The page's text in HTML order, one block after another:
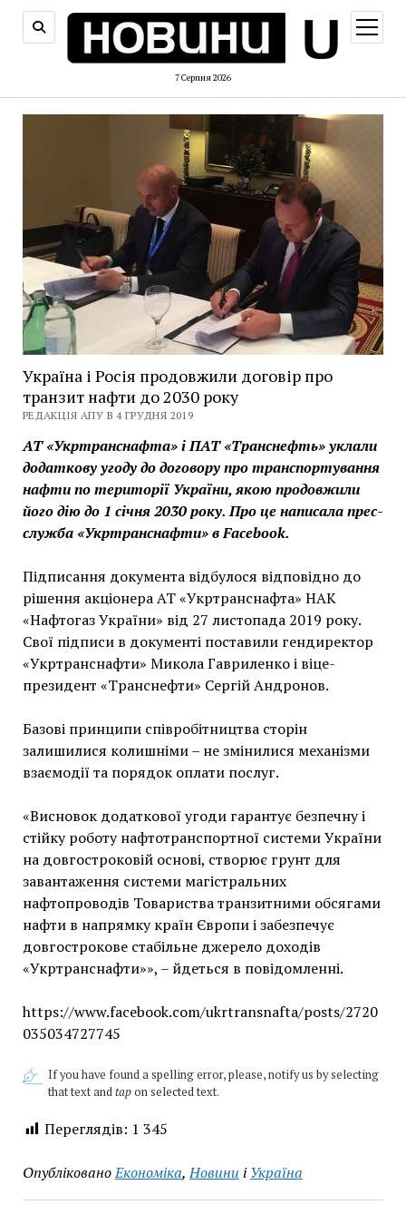
7 Серпня 2026
меню
Україна і Росія продовжили договір про
транзит нафти до 2030 року
РЕДАКЦІЯ АПУ В 4 ГРУДНЯ 2019
АТ «Укртранснафта» і ПАТ «Транснефть» уклали
додаткову угоду до договору про транспортування
нафти по території України, якою продовжили
його дію до 1 січня 2030 року. Про це написала прес-
служба «Укртранснафти» в Facebook.
Підписання документа відбулося відповідно до
рішення акціонера АТ «Укртранснафта» НАК
«Нафтогаз України» від 27 листопада 2019 року.
Свої підписи в документі поставили гендиректор
«Укртранснафти» Микола Гавриленко і віце-
президент «Транснефти» Сергій Андронов.
Базові принципи співробітництва сторін
залишилися колишніми – не змінилися механізми
взаємодії та порядок оплати послуг.
«Висновок додаткової угоди гарантує безпечну і
стійку роботу нафтотранспортної системи України
на довгостроковій основі, створює грунт для
завантаження системи магістральних
нафтопроводів Товариства транзитними обсягами
нафти в напрямку країн Європи і забезпечує
довгострокове стабільне джерело доходів
«Укртранснафти»», – йдеться в повідомленні.
https://www.facebook.com/ukrtransnafta/posts/2720
035034727745
If you have found a spelling error, please, notify us by selecting
that text andtapon selected text.
Переглядів: 1 345
ОпублікованоЕкономіка,Новини іУкраїна